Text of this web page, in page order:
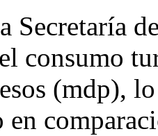
Secretaría
consumo
(mdp),